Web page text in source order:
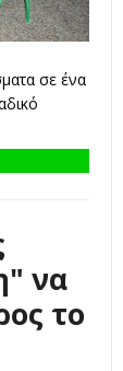
σε ένα
να
το